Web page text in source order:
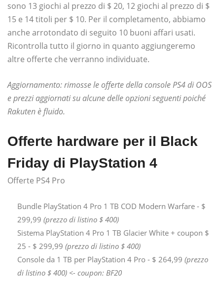
sono 13 giochi al prezzo di $ 20, 12 giochi al prezzo di $
15 e 14 titoli per $ 10. Per il completamento, abbiamo
anche arrotondato di seguito 10 buoni affari usati.
Ricontrolla tutto il giorno in quanto aggiungeremo
altre offerte che verranno individuate.
Aggiornamento: rimosse le offerte della console PS4 di OOS
e prezzi aggiornati su alcune delle opzioni seguenti poiché
Rakuten è fluido.
Offerte hardware per il Black
Friday di PlayStation 4
Offerte PS4 Pro
Bundle PlayStation 4 Pro 1 TB COD Modern Warfare - $
299,99 (prezzo di listino $ 400)
Sistema PlayStation 4 Pro 1 TB Glacier White + coupon $
25 - $ 299,99 (prezzo di listino $ 400)
Console da 1 TB per PlayStation 4 Pro - $ 264,99 (prezzo
di listino $ 400) <- coupon: BF20